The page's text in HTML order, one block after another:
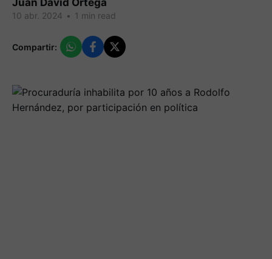
Juan David Ortega
10 abr. 2024 • 1 min read
Compartir: